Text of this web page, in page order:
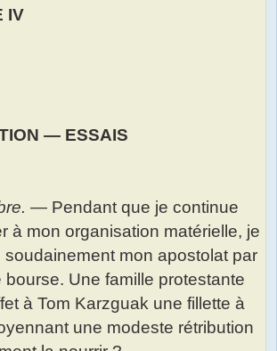
IV
— ESSAIS
— Pendant que je continue
à mon organisation matérielle, je
mon apostolat par
bourse. Une famille protestante
à Tom Karzguak une fillette à
une modeste rétribution